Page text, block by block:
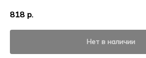
818 р.
Нет в наличии